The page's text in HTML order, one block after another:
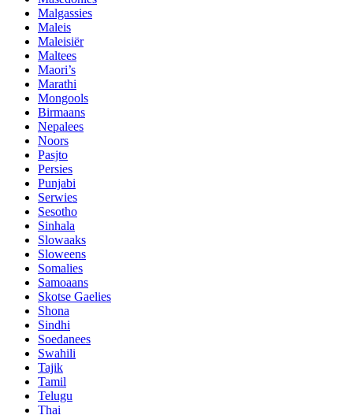
Malgassies
Maleis
Maleisiër
Maltees
Maori’s
Marathi
Mongools
Birmaans
Nepalees
Noors
Pasjto
Persies
Punjabi
Serwies
Sesotho
Sinhala
Slowaaks
Sloweens
Somalies
Samoaans
Skotse Gaelies
Shona
Sindhi
Soedanees
Swahili
Tajik
Tamil
Telugu
Thai